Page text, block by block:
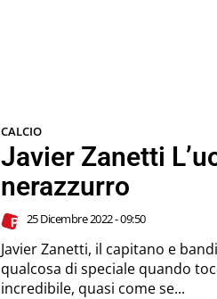
CALCIO
Javier Zanetti
nerazzurro
25 Dicembre 2022 - 09:50
Javier Zanetti, il capitano e bandiera dell'Inter
qualcosa di speciale quando
incredibile, quasi come se...